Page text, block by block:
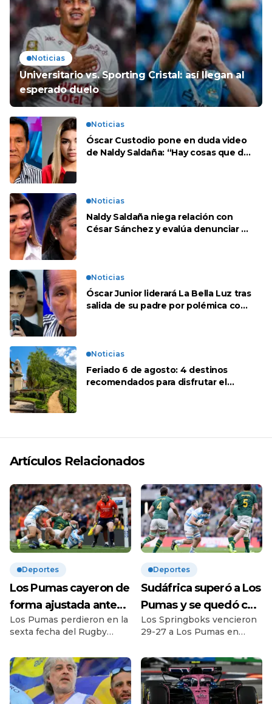
Noticias
Universitario vs. Sporting Cristal: así llegan al
esperado duelo
Noticias
Óscar Custodio pone en duda video
de Naldy Saldaña: “Hay cosas que de
Noticias
Naldy Saldaña niega relación con
César Sánchez y evalúa denunciar a
Noticias
Óscar Junior liderará La Bella Luz tras
salida de su padre por polémica con
Noticias
Feriado 6 de agosto: 4 destinos
recomendados para disfrutar el
Artículos Relacionados
Deportes
Los Pumas cayeron de
forma ajustada ante
Sudáfrica en el cierre
del Rugby
Championship |
Derrota por 29-27 en
Londres
Los Pumas perdieron en la
sexta fecha del Rugby
Sudáfrica de manera
ajustada por 29-27. Así, los
campeones del mundo se
quedaron por segundo año
Deportes
Sudáfrica superó a Los
Pumas y se quedó con
el Rugby
Championship | El
seleccionado
argentino mejoró
bastante su imagen
Los Springboks vencieron
29-27 a Los Pumas en
torneo por segundo año
seguido. Con una tarea de
demolición en el segundo
tiempo, y una muy buena